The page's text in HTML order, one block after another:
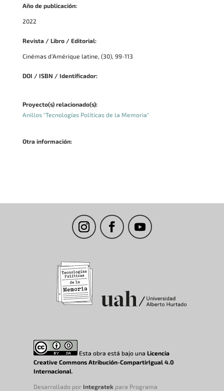
Año de publicación:
2022
Revista / Libro / Editorial:
Cinémas d’Amérique latine, (30), 99-113
DOI / ISBN / Identificador:
Proyecto(s) relacionado(s):
Anillos "Tecnologías Políticas de la Memoria"
Otra información:
Esta obra está bajo unaLicencia
Creative Commons Atribución-CompartirIgual 4.0
Internacional
Desarrollado por Integratek para Programa